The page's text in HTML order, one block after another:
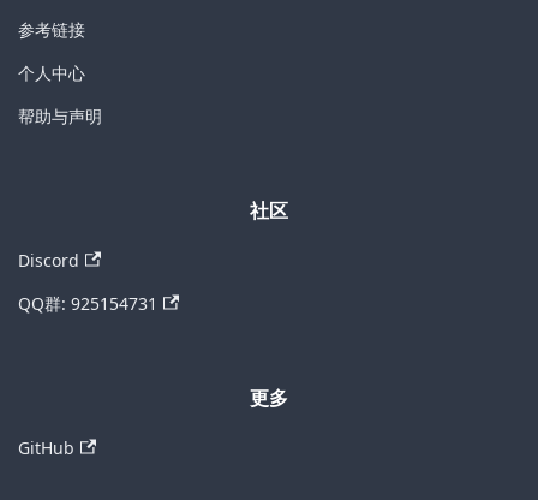
参考链接
个人中心
帮助与声明
社区
Discord
QQ群: 925154731
更多
GitHub